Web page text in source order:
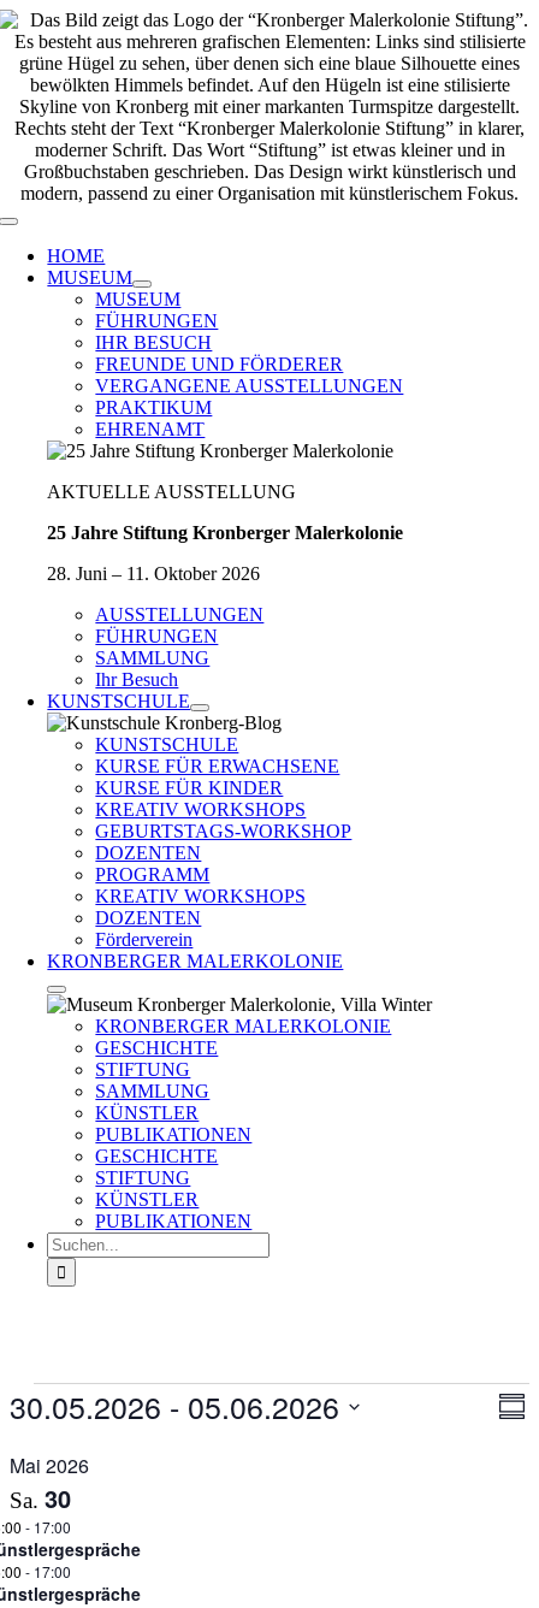
Zum
Inhalt
springen
Toggle
Navigation
HOME
MUSEUM
MUSEUM
FÜHRUNGEN
IHR BESUCH
FREUNDE UND FÖRDERER
VERGANGENE AUSSTELLUNGEN
PRAKTIKUM
EHRENAMT
AKTUELLE AUSSTELLUNG
25 Jahre Stiftung Kronberger Malerkolonie
28. Juni – 11. Oktober 2026
AUSSTELLUNGEN
FÜHRUNGEN
SAMMLUNG
Ihr Besuch
KUNSTSCHULE
KUNSTSCHULE
KURSE FÜR ERWACHSENE
KURSE FÜR KINDER
KREATIV WORKSHOPS
GEBURTSTAGS-WORKSHOP
DOZENTEN
PROGRAMM
KREATIV WORKSHOPS
DOZENTEN
Förderverein
KRONBERGER MALERKOLONIE
KRONBERGER MALERKOLONIE
GESCHICHTE
STIFTUNG
SAMMLUNG
KÜNSTLER
PUBLIKATIONEN
GESCHICHTE
STIFTUNG
KÜNSTLER
PUBLIKATIONEN
Suche
nach:
Veranstaltungen
30.05.2026 - 05.06.2026
auswählen.
Mai 2026
Sa. 30
- 17:00
- 17:00